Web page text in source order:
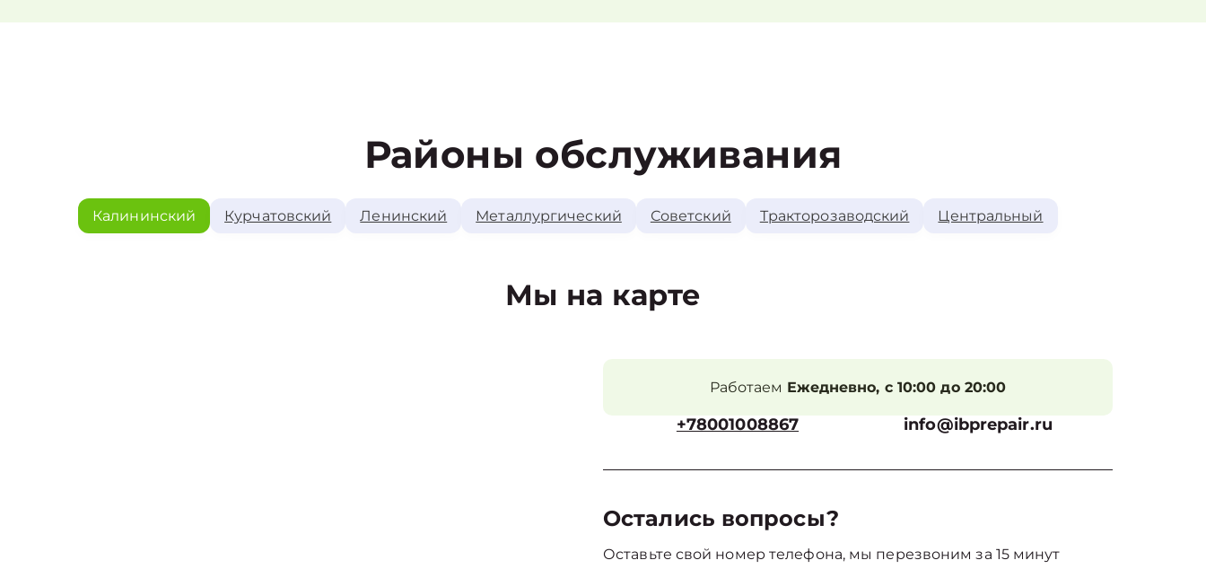
Районы обслуживания
Калининский Курчатовский Ленинский Металлургический Советский Тракторозаводский Центральный
Мы на карте
Работаем Ежедневно, с 10:00 до 20:00
+78001008867 info@ibprepair.ru
Остались вопросы?
Оставьте свой номер телефона, мы перезвоним за 15 минут